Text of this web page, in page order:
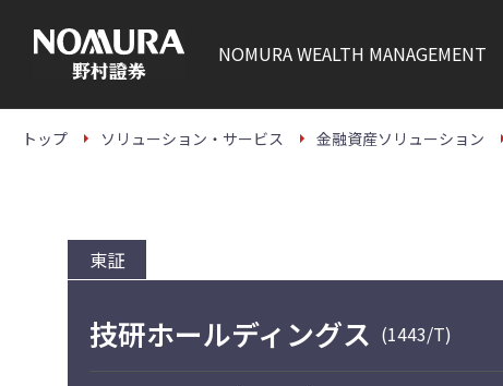
本
NOMURAWEALTH MANAGEMENT
トップ ソリューション・サービス 金融資産ソリューション
東証
技研ホールディングス (1443/T)